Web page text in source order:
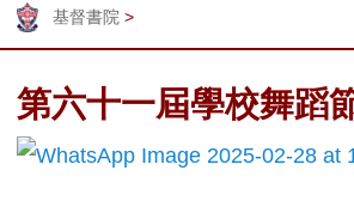
基督書院 >
第六十一屆學校舞蹈